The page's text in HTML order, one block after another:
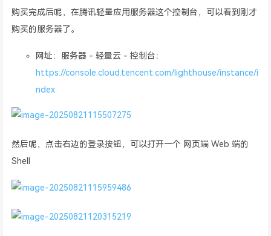
购买完成后呢，在腾讯轻量应用服务器这个控制台，可以看到刚才
购买的服务器了。
网址：服务器 - 轻量云 - 控制台：
https://console.cloud.tencent.com/lighthouse/instance/i
ndex
然后呢，点击右边的登录按钮，可以打开一个 网页端 Web 端的
Shell